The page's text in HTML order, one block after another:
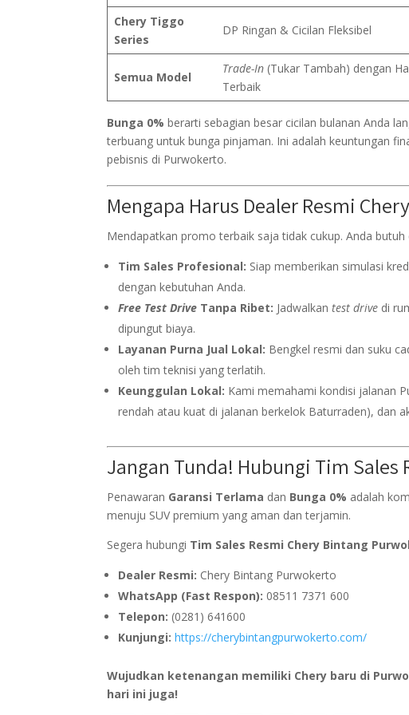
Chery Tiggo
Series
DP Ringan & Cicilan Fleksibel
Semua Model
Trade-In (Tukar Tambah) dengan
Terbaik
Bunga 0% berarti sebagian besar cicilan bulanan Anda
terbuang untuk bunga pinjaman. Ini adalah keuntungan
pebisnis di Purwokerto.
Mengapa Harus Dealer Resmi
Mendapatkan promo terbaik saja tidak cukup. Anda
Tim Sales Profesional: Siap memberikan simulasi
dengan kebutuhan Anda.
Free Test Drive Tanpa Ribet: Jadwalkantest drive di
dipungut biaya.
Layanan Purna Jual Lokal: Bengkel resmi dan suku
oleh tim teknisi yang terlatih.
Keunggulan Lokal: Kami memahami kondisi jalanan
rendah atau kuat di jalanan berkelok Baturraden), dan
Jangan Tunda! Hubungi Tim
Penawaran Garansi Terlama dan Bunga 0% adalah
menuju SUV premium yang aman dan terjamin.
Segera hubungi Tim Sales Resmi Chery Bintang
Dealer Resmi: Chery Bintang Purwokerto
WhatsApp (Fast Respon): 08511 7371 600
Telepon: (0281) 641600
Kunjungi: https://cherybintangpurwokerto.com/
Wujudkan ketenangan memiliki Chery baru di
hari ini juga!